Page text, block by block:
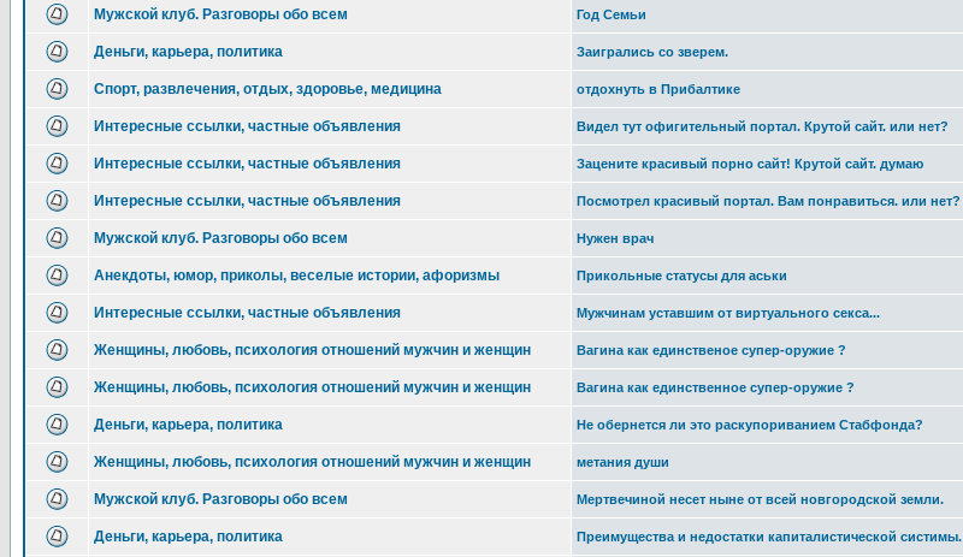
Мужской клуб. Разговоры обо всем Год Семьи
Деньги, карьера, политика Заигрались со зверем.
Спорт, развлечения, отдых, здоровье, медицина отдохнуть в Прибалтике
Интересные ссылки, частные объявления Видел тут офигительный портал. Крутой сайт. или нет?
Интересные ссылки, частные объявления Зацените красивый порно сайт! Крутой сайт. думаю
Интересные ссылки, частные объявления Посмотрел красивый портал. Вам понравиться. или нет?
Мужской клуб. Разговоры обо всем Нужен врач
Анекдоты, юмор, приколы, веселые истории, афоризмы Прикольные статусы для аськи
Интересные ссылки, частные объявления Мужчинам уставшим от виртуального секса...
Женщины, любовь, психология отношений мужчин и женщин Вагина как единственое супер-оружие ?
Женщины, любовь, психология отношений мужчин и женщин Вагина как единственное супер-оружие ?
Деньги, карьера, политика Не обернется ли это раскупориванием Стабфонда?
Женщины, любовь, психология отношений мужчин и женщин метания души
Мужской клуб. Разговоры обо всем Мертвечиной несет ныне от всей новгородской земли.
Деньги, карьера, политика Преимущества и недостатки капиталистической систимы.